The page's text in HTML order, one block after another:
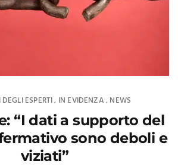
ESPERTI, IN EVIDENZA , NEWS
“I dati a supporto del
sono deboli e
viziati”